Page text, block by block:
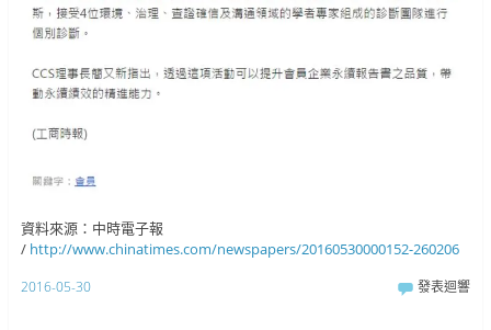
資料來源：中時電子報
/ http://www.chinatimes.com/newspapers/20160530000152-260206
2016-05-30 發表迴響